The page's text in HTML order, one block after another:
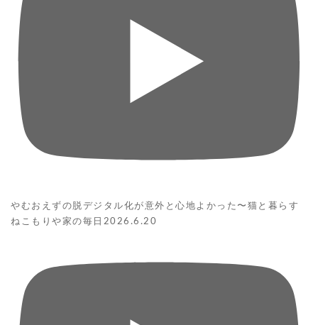
やむおえずの脱デジタル化が意外と心地よかった〜猫と暮らす
ねこもりや家の毎日2026.6.20